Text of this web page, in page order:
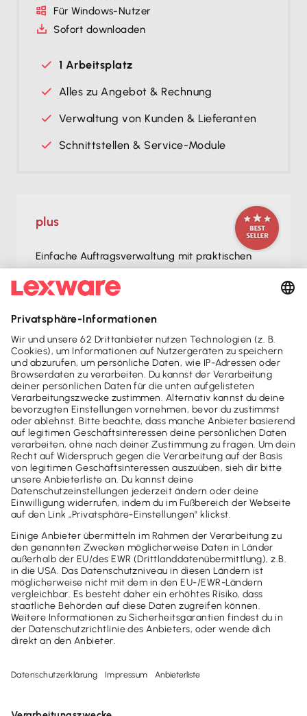
Für Windows-Nutzer
Sofort downloaden
1 Arbeitsplatz
Alles zu Angebot & Rechnung
Verwaltung von Kunden & Lieferanten
Schnittstellen & Service-Module
plus
Einfache Auftragsverwaltung mit praktischen
oder
274,80 € jährl. (zzgl. MwSt.)
Jetzt bestellen
30 Tage testen
Für Windows-Nutzer
Sofort downloaden
1 Arbeitsplatz
Alles zu Angebot & Rechnung
Verwaltung von Kunden & Lieferanten
Schnittstellen & Service-Module
DATANORM-Schnittstelle
Formelverwaltung
plus + Support-Service Paket